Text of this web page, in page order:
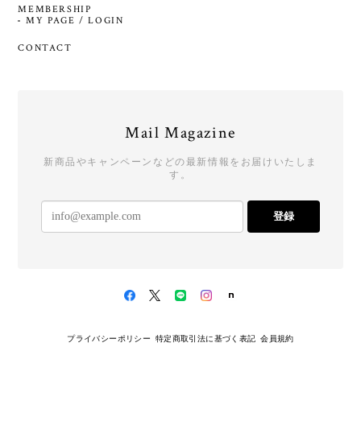
MEMBERSHIP
MY PAGE / LOGIN
CONTACT
Mail Magazine
新商品やキャンペーンなどの最新情報をお届けいたしま
す。
登録
プライバシーポリシー 特定商取引法に基づく表記 会員規約